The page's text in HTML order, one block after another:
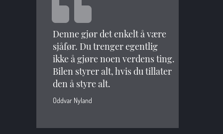
Denne gjør det enkelt å være
sjåfør. Du trenger egentlig
ikke å gjøre noen verdens ting.
Bilen styrer alt, hvis du tillater
den å styre alt.
Oddvar Nyland